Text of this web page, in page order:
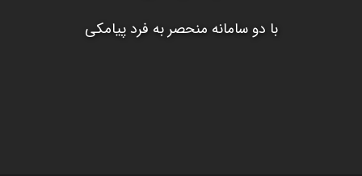
با دو سامانه منحصر به فرد پیامکی